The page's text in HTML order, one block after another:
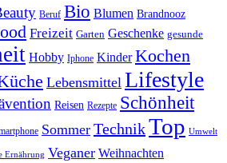
Beruf Bio Blumen Brandnooz
Freizeit Garten Geschenke gesunde
Hobby Iphone Kinder Kochen
Lebensmittel Lifestyle
Reisen Rezepte Schönheit
Sommer TechnikTop Umwelt
Ernährung Veganer Weihnachten